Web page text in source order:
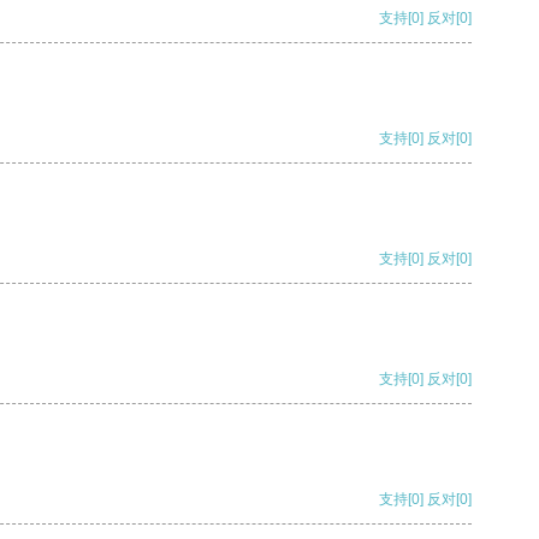
支持[0] 反对[0]
支持[0] 反对[0]
支持[0] 反对[0]
支持[0] 反对[0]
支持[0] 反对[0]